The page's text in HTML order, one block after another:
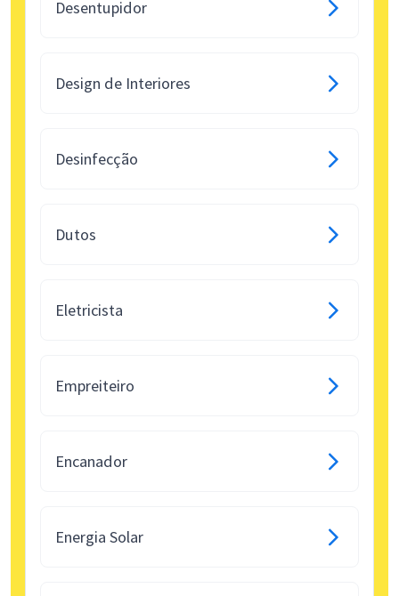
Desentupidor
Design de Interiores
Desinfecção
Dutos
Eletricista
Empreiteiro
Encanador
Energia Solar